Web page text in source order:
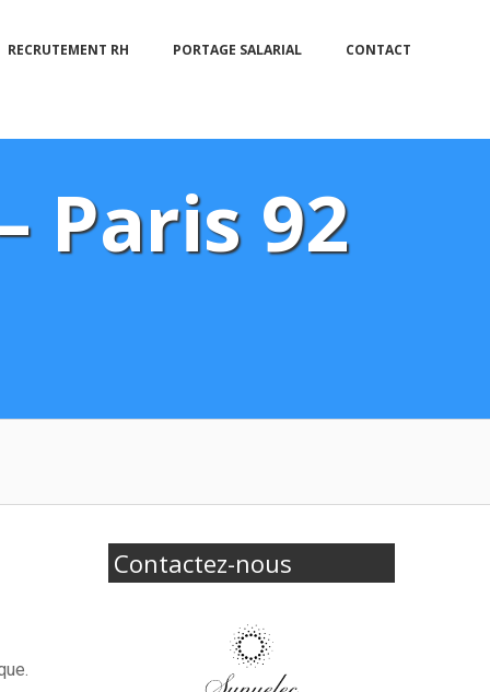
RECRUTEMENT RH PORTAGE SALARIAL CONTACT
Paris 92
Contactez-nous